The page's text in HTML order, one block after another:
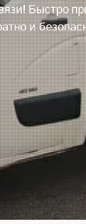
Быстро
и